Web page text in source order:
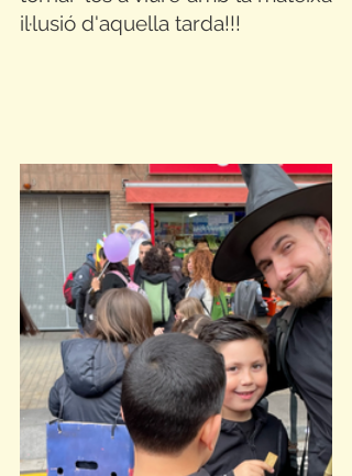
il·lusió d'aquella tarda!!!